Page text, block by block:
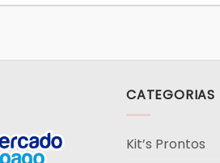
várias
opções
ser
escolhidas
na
CATEGORIAS
Kit’s Prontos